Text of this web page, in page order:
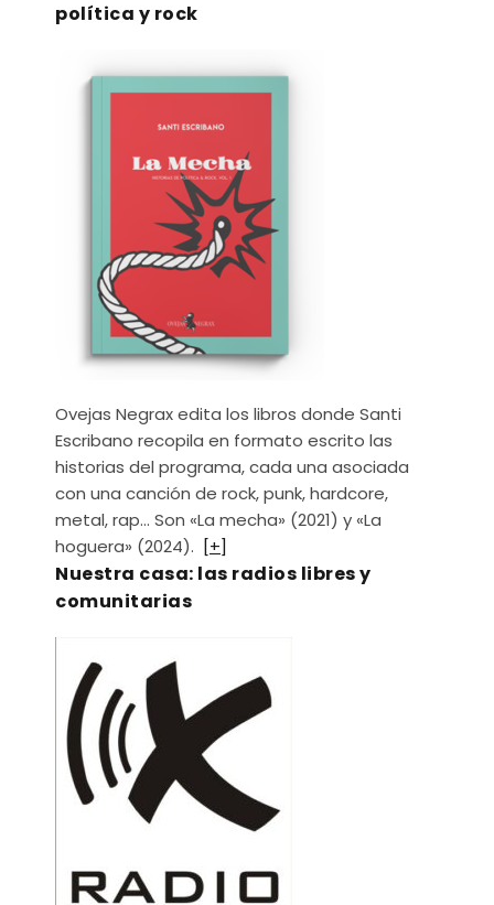
política y rock
Ovejas Negrax edita los libros donde Santi
Escribano recopila en formato escrito las
historias del programa, cada una asociada
con una canción de rock, punk, hardcore,
metal, rap… Son «La mecha» (2021) y «La
hoguera» (2024). [+]
Nuestra casa: las radios libres y
comunitarias